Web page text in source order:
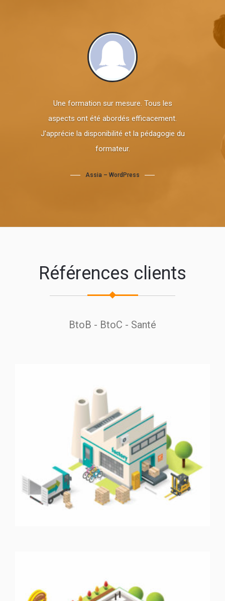
Une formation sur mesure. Tous les
aspects ont été abordés efficacement.
J'apprécie la disponibilité et la pédagogie du
formateur.
Assia – WordPress
Références clients
BtoB - BtoC - Santé